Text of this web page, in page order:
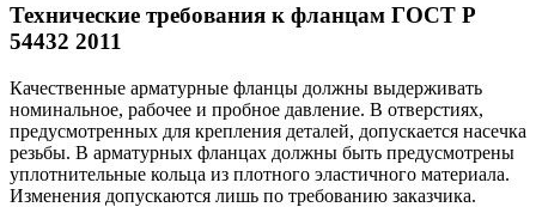
Технические требования к фланцам ГОСТ Р
54432 2011
Качественные арматурные фланцы должны выдерживать
номинальное, рабочее и пробное давление. В отверстиях,
предусмотренных для крепления деталей, допускается насечка
резьбы. В арматурных фланцах должны быть предусмотрены
уплотнительные кольца из плотного эластичного материала.
Изменения допускаются лишь по требованию заказчика.